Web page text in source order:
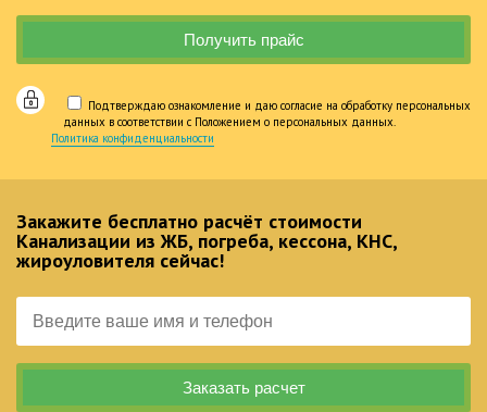
Подтверждаю ознакомление и даю согласие на обработку персональных
данных в соответствии с Положением о персональных данных.
Политика конфиденциальности
Закажите бесплатно расчёт стоимости
Канализации из ЖБ, погреба, кессона, КНС,
жироуловителя сейчас!